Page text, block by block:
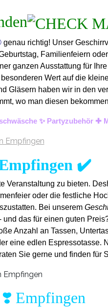
genau richtig! Unser
Familienfeiern
ganzen Ausstattung für
Wert auf die
haben wir in den
wo man diesen
✨ Partyzubehör ✚
✔️
zu bieten.
oder die festliche
Bei unserem
das für einen guten
Anzahl an Tassen,
eine edlen Espressotasse.
Sie gerne und finden für
Empfingen